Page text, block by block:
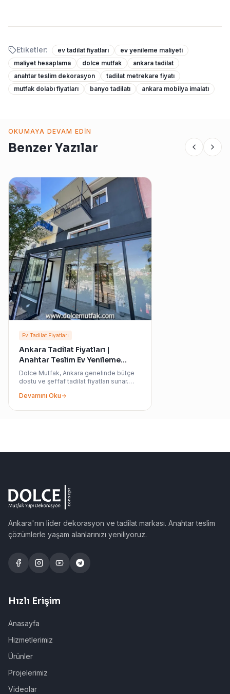
Etiketler: ev tadilat fiyatları
ev yenileme maliyeti
maliyet hesaplama
dolce mutfak
ankara tadilat
anahtar teslim dekorasyon
tadilat metrekare fiyatı
mutfak dolabı fiyatları
banyo tadilatı ankara mobilya imalatı
OKUMAYA DEVAM EDIN
Benzer Yazılar
Ev Tadilat Fiyatları
Ankara Tadilat Fiyatları |
Anahtar Teslim Ev Yenileme
Maliyetleri
Dolce Mutfak, Ankara genelinde bütçe
dostu ve şeffaf tadilat fiyatları sunar.
tüm kalemlerde maliyet hesaplama
Devamını Oku
Ankara'nın lider dekorasyon ve tadilat markası. Anahtar teslim
çözümlerle yaşam alanlarınızı yeniliyoruz.
Hızlı Erişim
Anasayfa
Hizmetlerimiz
Ürünler
Projelerimiz
Videolar